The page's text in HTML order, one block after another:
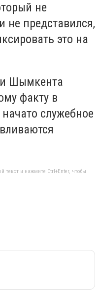
не
не представился,
это на
Шымкента
факту в
служебное
текст и нажмите Ctrl+Enter, чтобы